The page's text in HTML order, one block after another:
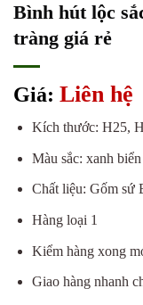
Bình hút lộc
tràng giá rẻ
Giá: Liên hệ
Kích thước: H25,
Màu sắc: xanh biển
Chất liệu: Gốm sứ
Hàng loại 1
Kiểm hàng xong
Giao hàng nhanh